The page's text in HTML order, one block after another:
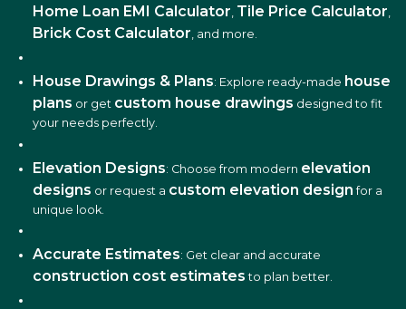
Home Loan EMI Calculator, Tile Price Calculator,
Brick Cost Calculator, and more.
House Drawings & Plans: Explore ready-made house
plans or get custom house drawings designed to fit
your needs perfectly.
Elevation Designs: Choose from modern elevation
designs or request a custom elevation design for a
unique look.
Accurate Estimates: Get clear and accurate
construction cost estimates to plan better.